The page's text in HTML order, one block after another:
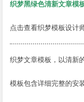
织梦黑绿色清新文章模
点击查看织梦模板设计
织梦文章模板，以清新
模板包含详细完整的安